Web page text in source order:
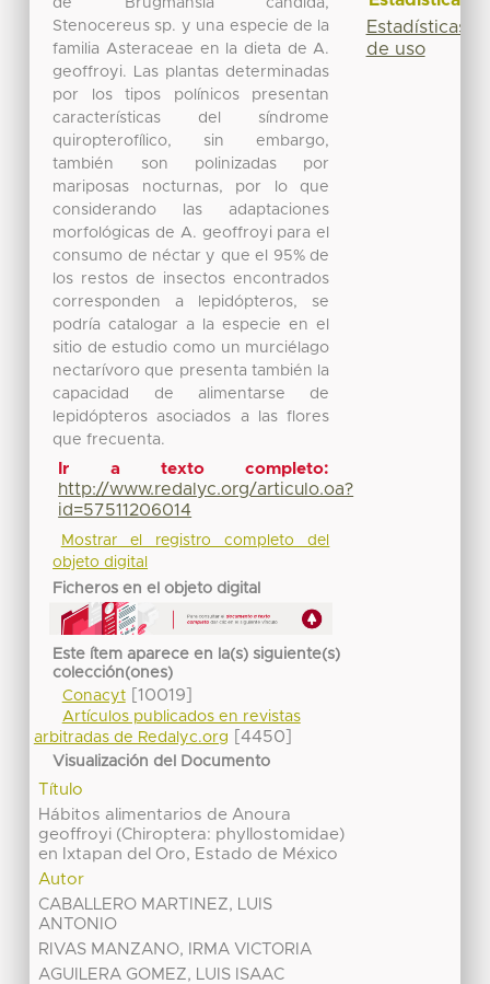
de Brugmansia candida,
Stenocereus sp. y una especie de la
familia Asteraceae en la dieta de A.
geoffroyi. Las plantas determinadas
por los tipos polínicos presentan
características del síndrome
quiropterofílico, sin embargo,
también son polinizadas por
mariposas nocturnas, por lo que
considerando las adaptaciones
morfológicas de A. geoffroyi para el
consumo de néctar y que el 95% de
los restos de insectos encontrados
corresponden a lepidópteros, se
podría catalogar a la especie en el
sitio de estudio como un murciélago
nectarívoro que presenta también la
capacidad de alimentarse de
lepidópteros asociados a las flores
que frecuenta.
Ir a texto completo:
http://www.redalyc.org/articulo.oa?
id=57511206014
Mostrar el registro completo del
objeto digital
Ficheros en el objeto digital
Este ítem aparece en la(s) siguiente(s)
colección(ones)
Conacyt[10019]
Artículos publicados en revistas
arbitradas de Redalyc.org
[4450]
Visualización del Documento
Título
Hábitos alimentarios de Anoura
geoffroyi (Chiroptera: phyllostomidae)
en Ixtapan del Oro, Estado de México
Autor
CABALLERO MARTINEZ, LUIS
ANTONIO
RIVAS MANZANO, IRMA VICTORIA
AGUILERA GOMEZ, LUIS ISAAC
Estadísticas
de uso